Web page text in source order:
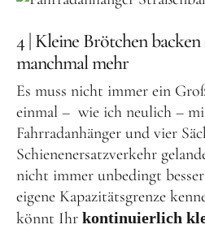
4 | Kleine Brötchen
manchmal mehr
Es muss nicht immer ein
einmal – wie ich neulich –
Fahrradanhänger und vier
Schienenersatzverkehr
nicht immer unbedingt
eigene Kapazitätsgrenze
könnt Ihr kontinuierlich